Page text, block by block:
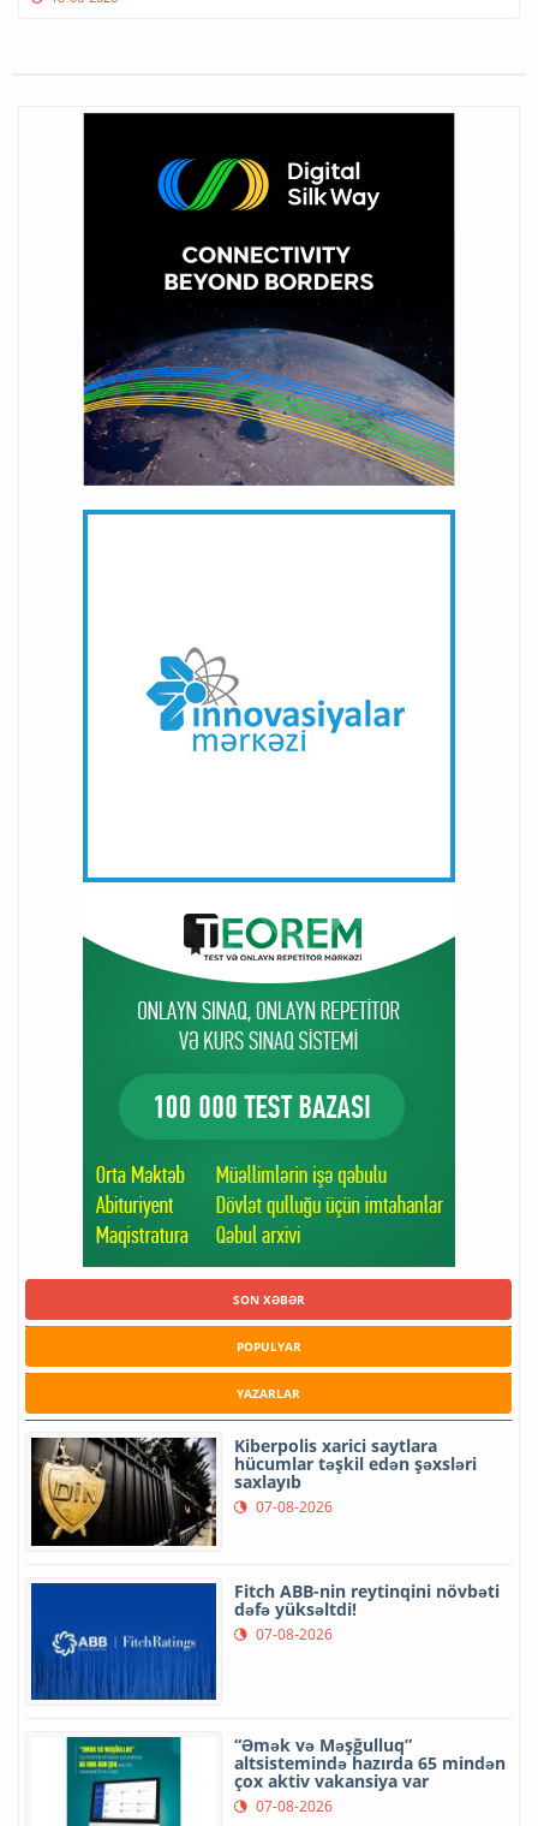
SON XƏBƏR
POPULYAR
YAZARLAR
Kiberpolis xarici saytlara
hücumlar təşkil edən şəxsləri
saxlayıb
07-08-2026
Fitch ABB-nin reytinqini növbəti
dəfə yüksəltdi!
07-08-2026
“Əmək və Məşğulluq”
altsistemində hazırda 65 mindən
çox aktiv vakansiya var
07-08-2026